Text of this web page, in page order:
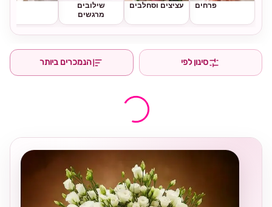
פרחים עציצים וסחלבים
שילובים
מרגשים
סינון לפי הנמכרים ביותר